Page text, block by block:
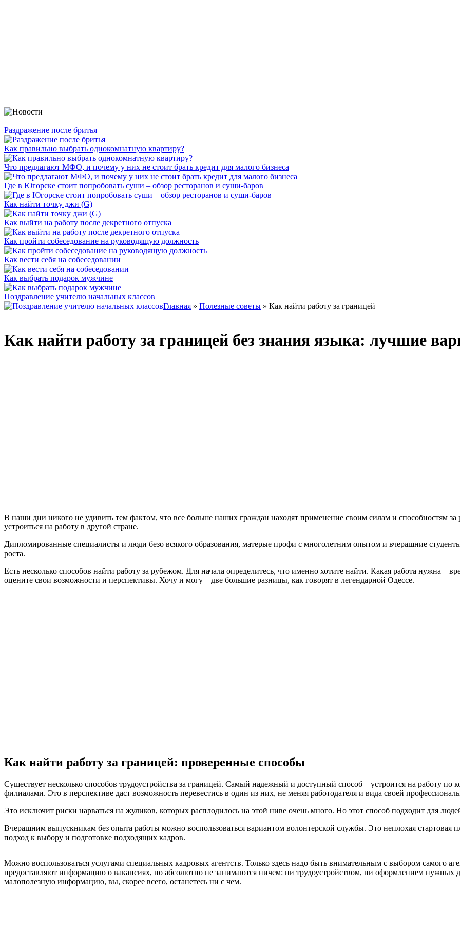
Раздражение после бритья
Как правильно выбрать однокомнатную квартиру?
Что предлагают МФО, и почему у них не стоит брать кредит для малого бизнеса
Где в Югорске стоит попробовать суши – обзор ресторанов и суши-баров
Как найти точку джи (G)
Как выйти на работу после декретного отпуска
Как пройти собеседование на руководящую должность
Как вести себя на собеседовании
Как выбрать подарок мужчине
Поздравление учителю начальных классов
Главная » Полезные советы » Как найти работу за границей
Как найти работу за границей без знания языка: лучшие
В наши дни никого не удивить тем фактом, что все больше наших граждан находят применение своим силам и способностям
устроиться на работу в другой стране.
Дипломированные специалисты и люди безо всякого образования, матерые профи с многолетним опытом и вчерашние
роста.
Есть несколько способов найти работу за рубежом. Для начала определитесь, что именно хотите найти. Какая работа нужна –
оцените свои возможности и перспективы. Хочу и могу – две большие разницы, как говорят в легендарной Одессе.
Как найти работу за границей: проверенные способы
Существует несколько способов трудоустройства за границей. Самый надежный и доступный способ – устроится на работу
филиалами. Это в перспективе даст возможность перевестись в один из них, не меняя работодателя и вида своей
Это исключит риски нарваться на жуликов, которых расплодилось на этой ниве очень много. Но этот способ подходит для
Вчерашним выпускникам без опыта работы можно воспользоваться вариантом волонтерской службы. Это неплохая
подход к выбору и подготовке подходящих кадров.
Можно воспользоваться услугами специальных кадровых агентств. Только здесь надо быть внимательным с выбором самого
предоставляют информацию о вакансиях, но абсолютно не занимаются ничем: ни трудоустройством, ни оформлением нужных
малополезную информацию, вы, скорее всего, останетесь ни с чем.